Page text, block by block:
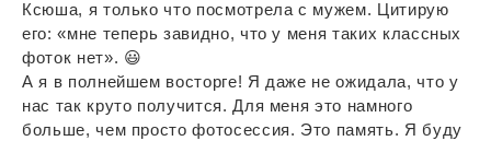
Ксюша, я только что посмотрела с мужем. Цитирую
его: «мне теперь завидно, что у меня таких классных
фоток нет». 😃
А я в полнейшем восторге! Я даже не ожидала, что у
нас так круто получится. Для меня это намного
больше, чем просто фотосессия. Это память. Я буду